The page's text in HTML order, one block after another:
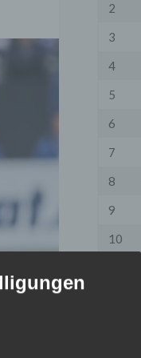
2
3
4
5
6
7
8
9
10